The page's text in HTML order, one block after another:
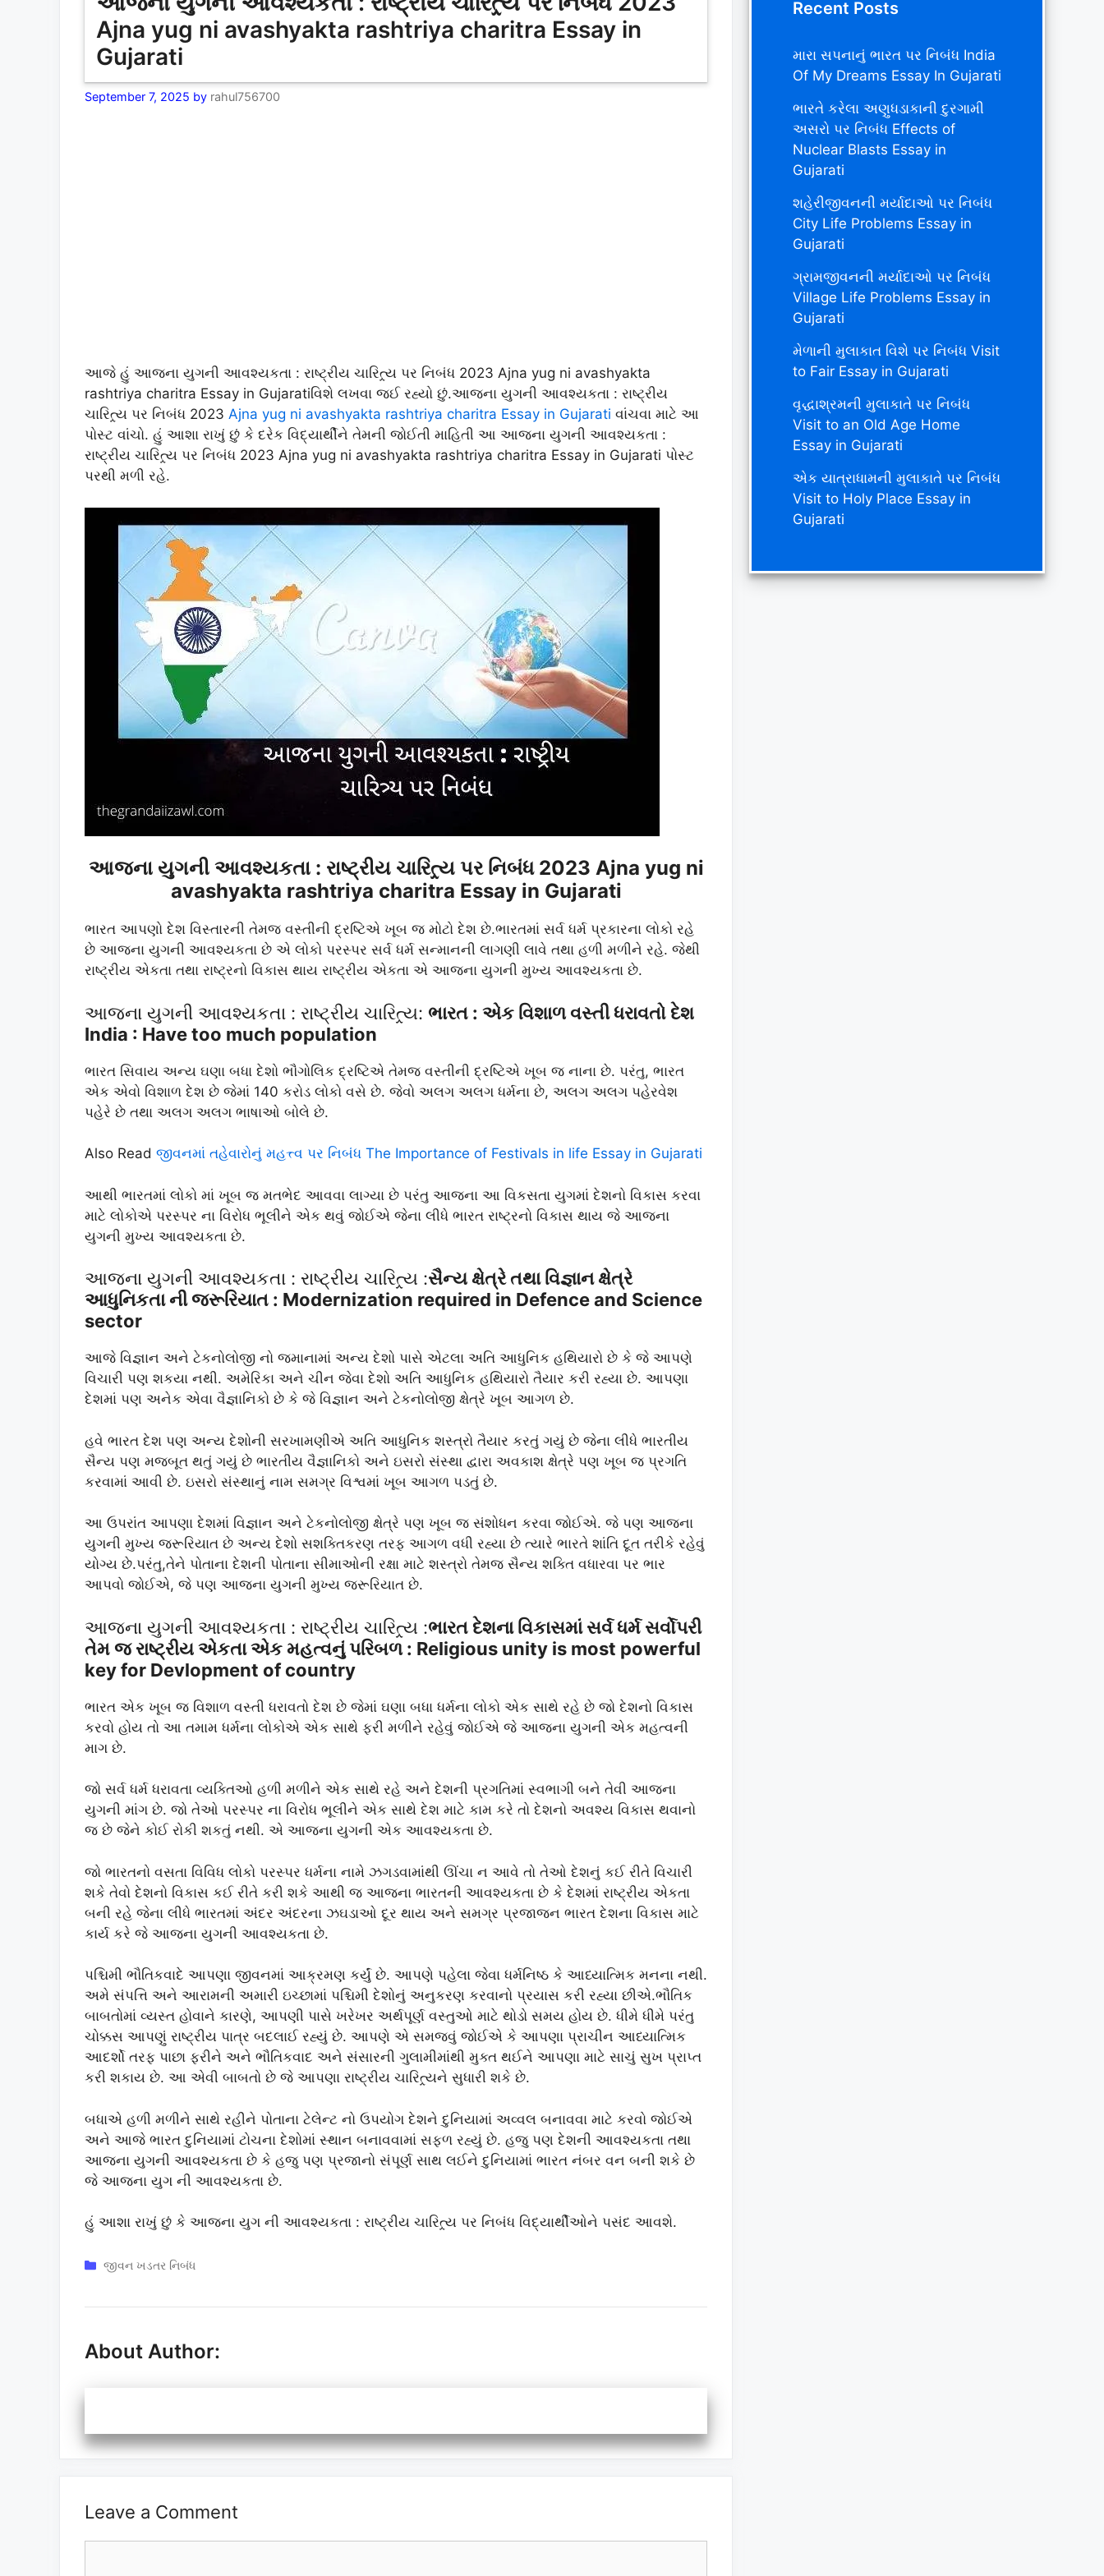
Ajna yug ni avashyakta rashtriya charitra Essay in
Gujarati
September 7, 2025 by rahul756700
આજે હું આજના યુગની આવશ્યકતા : રાષ્ટ્રીય ચારિત્ર્ય પર નિબંધ 2023 Ajna yug ni avashyakta
rashtriya charitra Essay in Gujaratiવિશે લખવા જઈ રહ્યો છું.આજના યુગની આવશ્યકતા : રાષ્ટ્રીય
ચારિત્ર્ય પર નિબંધ 2023 Ajna yug ni avashyakta rashtriya charitra Essay in Gujarati વાંચવા માટે આ
પોસ્ટ વાંચો. હું આશા રાખું છું કે દરેક વિદ્યાર્થીને તેમની જોઈતી માહિતી આ આજના યુગની આવશ્યકતા :
રાષ્ટ્રીય ચારિત્ર્ય પર નિબંધ 2023 Ajna yug ni avashyakta rashtriya charitra Essay in Gujarati પોસ્ટ
પરથી મળી રહે.
આજના યુગની આવશ્યકતા : રાષ્ટ્રીય ચારિત્ર્ય પર નિબંધ 2023 Ajna yug ni
avashyakta rashtriya charitra Essay in Gujarati
ભારત આપણો દેશ વિસ્તારની તેમજ વસ્તીની દ્રષ્ટિએ ખૂબ જ મોટો દેશ છે.ભારતમાં સર્વ ધર્મ પ્રકારના લોકો રહે
છે આજના યુગની આવશ્યકતા છે એ લોકો પરસ્પર સર્વ ધર્મ સન્માનની લાગણી લાવે તથા હળી મળીને રહે. જેથી
રાષ્ટ્રીય એકતા તથા રાષ્ટ્રનો વિકાસ થાય રાષ્ટ્રીય એકતા એ આજના યુગની મુખ્ય આવશ્યકતા છે.
આજના યુગની આવશ્યકતા : રાષ્ટ્રીય ચારિત્ર્ય: ભારત : એક વિશાળ વસ્તી ધરાવતો દેશ
India : Have too much population
ભારત સિવાય અન્ય ઘણા બધા દેશો ભૌગોલિક દ્રષ્ટિએ તેમજ વસ્તીની દ્રષ્ટિએ ખૂબ જ નાના છે. પરંતુ, ભારત
એક એવો વિશાળ દેશ છે જેમાં 140 કરોડ લોકો વસે છે. જેવો અલગ અલગ ધર્મના છે, અલગ અલગ પહેરવેશ
પહેરે છે તથા અલગ અલગ ભાષાઓ બોલે છે.
Also Read જીવનમાં તહેવારોનું મહત્ત્વ પર નિબંધ The Importance of Festivals in life Essay in Gujarati
આથી ભારતમાં લોકો માં ખૂબ જ મતભેદ આવવા લાગ્યા છે પરંતુ આજના આ વિકસતા યુગમાં દેશનો વિકાસ કરવા
માટે લોકોએ પરસ્પર ના વિરોધ ભૂલીને એક થવું જોઈએ જેના લીધે ભારત રાષ્ટ્રનો વિકાસ થાય જે આજના
યુગની મુખ્ય આવશ્યકતા છે.
આજના યુગની આવશ્યકતા : રાષ્ટ્રીય ચારિત્ર્ય :સૈન્ય ક્ષેત્રે તથા વિજ્ઞાન ક્ષેત્રે
આધુનિકતા ની જરૂરિયાત : Modernization required in Defence and Science
sector
આજે વિજ્ઞાન અને ટેકનોલોજી નો જમાનામાં અન્ય દેશો પાસે એટલા અતિ આધુનિક હથિયારો છે કે જે આપણે
વિચારી પણ શકયા નથી. અમેરિકા અને ચીન જેવા દેશો અતિ આધુનિક હથિયારો તૈયાર કરી રહ્યા છે. આપણા
દેશમાં પણ અનેક એવા વૈજ્ઞાનિકો છે કે જે વિજ્ઞાન અને ટેકનોલોજી ક્ષેત્રે ખૂબ આગળ છે.
હવે ભારત દેશ પણ અન્ય દેશોની સરખામણીએ અતિ આધુનિક શસ્ત્રો તૈયાર કરતું ગયું છે જેના લીધે ભારતીય
સૈન્ય પણ મજબૂત થતું ગયું છે ભારતીય વૈજ્ઞાનિકો અને ઇસરો સંસ્થા દ્વારા અવકાશ ક્ષેત્રે પણ ખૂબ જ પ્રગતિ
કરવામાં આવી છે. ઇસરો સંસ્થાનું નામ સમગ્ર વિશ્વમાં ખૂબ આગળ પડતું છે.
આ ઉપરાંત આપણા દેશમાં વિજ્ઞાન અને ટેકનોલોજી ક્ષેત્રે પણ ખૂબ જ સંશોધન કરવા જોઈએ. જે પણ આજના
યુગની મુખ્ય જરૂરિયાત છે અન્ય દેશો સશક્તિકરણ તરફ આગળ વધી રહ્યા છે ત્યારે ભારતે શાંતિ દૂત તરીકે રહેવું
યોગ્ય છે.પરંતુ,તેને પોતાના દેશની પોતાના સીમાઓની રક્ષા માટે શસ્ત્રો તેમજ સૈન્ય શક્તિ વધારવા પર ભાર
આપવો જોઈએ, જે પણ આજના યુગની મુખ્ય જરૂરિયાત છે.
આજના યુગની આવશ્યકતા : રાષ્ટ્રીય ચારિત્ર્ય :ભારત દેશના વિકાસમાં સર્વ ધર્મ સર્વોપરી
તેમ જ રાષ્ટ્રીય એકતા એક મહત્વનું પરિબળ : Religious unity is most powerful
key for Devlopment of country
ભારત એક ખૂબ જ વિશાળ વસ્તી ધરાવતો દેશ છે જેમાં ઘણા બધા ધર્મના લોકો એક સાથે રહે છે જો દેશનો વિકાસ
કરવો હોય તો આ તમામ ધર્મના લોકોએ એક સાથે ફરી મળીને રહેવું જોઈએ જે આજના યુગની એક મહત્વની
માગ છે.
જો સર્વ ધર્મ ધરાવતા વ્યક્તિઓ હળી મળીને એક સાથે રહે અને દેશની પ્રગતિમાં સ્વભાગી બને તેવી આજના
યુગની માંગ છે. જો તેઓ પરસ્પર ના વિરોધ ભૂલીને એક સાથે દેશ માટે કામ કરે તો દેશનો અવશ્ય વિકાસ થવાનો
જ છે જેને કોઈ રોકી શકતું નથી. એ આજના યુગની એક આવશ્યકતા છે.
જો ભારતનો વસતા વિવિધ લોકો પરસ્પર ધર્મના નામે ઝગડવામાંથી ઊંચા ન આવે તો તેઓ દેશનું કઈ રીતે વિચારી
શકે તેવો દેશનો વિકાસ કઈ રીતે કરી શકે આથી જ આજના ભારતની આવશ્યકતા છે કે દેશમાં રાષ્ટ્રીય એકતા
બની રહે જેના લીધે ભારતમાં અંદર અંદરના ઝઘડાઓ દૂર થાય અને સમગ્ર પ્રજાજન ભારત દેશના વિકાસ માટે
કાર્ય કરે જે આજના યુગની આવશ્યકતા છે.
પશ્ચિમી ભૌતિકવાદે આપણા જીવનમાં આક્રમણ કર્યું છે. આપણે પહેલા જેવા ધર્મનિષ્ઠ કે આધ્યાત્મિક મનના નથી.
અમે સંપત્તિ અને આરામની અમારી ઇચ્છામાં પશ્ચિમી દેશોનું અનુકરણ કરવાનો પ્રયાસ કરી રહ્યા છીએ.ભૌતિક
બાબતોમાં વ્યસ્ત હોવાને કારણે, આપણી પાસે ખરેખર અર્થપૂર્ણ વસ્તુઓ માટે થોડો સમય હોય છે. ધીમે ધીમે પરંતુ
ચોક્કસ આપણું રાષ્ટ્રીય પાત્ર બદલાઈ રહ્યું છે. આપણે એ સમજવું જોઈએ કે આપણા પ્રાચીન આધ્યાત્મિક
આદર્શો તરફ પાછા ફરીને અને ભૌતિકવાદ અને સંસારની ગુલામીમાંથી મુક્ત થઈને આપણા માટે સાચું સુખ પ્રાપ્ત
કરી શકાય છે. આ એવી બાબતો છે જે આપણા રાષ્ટ્રીય ચારિત્ર્યને સુધારી શકે છે.
બધાએ હળી મળીને સાથે રહીને પોતાના ટેલેન્ટ નો ઉપયોગ દેશને દુનિયામાં અવ્વલ બનાવવા માટે કરવો જોઈએ
અને આજે ભારત દુનિયામાં ટોચના દેશોમાં સ્થાન બનાવવામાં સફળ રહ્યું છે. હજુ પણ દેશની આવશ્યકતા તથા
આજના યુગની આવશ્યકતા છે કે હજુ પણ પ્રજાનો સંપૂર્ણ સાથ લઈને દુનિયામાં ભારત નંબર વન બની શકે છે
જે આજના યુગ ની આવશ્યકતા છે.
હું આશા રાખું છું કે આજના યુગ ની આવશ્યકતા : રાષ્ટ્રીય ચારિત્ર્ય પર નિબંધ વિદ્યાર્થીઓને પસંદ આવશે.
Categories
જીવન ખડતર નિબંધ
About Author:
Leave a Comment
Recent Posts
મારા સપનાનું ભારત પર નિબંધ India
Of My Dreams Essay In Gujarati
ભારતે કરેલા અણુધડાકાની દુરગામી
અસરો પર નિબંધ Effects of
Nuclear Blasts Essay in
Gujarati
શહેરીજીવનની મર્યાદાઓ પર નિબંધ
City Life Problems Essay in
Gujarati
ગ્રામજીવનની મર્યાદાઓ પર નિબંધ
Village Life Problems Essay in
Gujarati
મેળાની મુલાકાત વિશે પર નિબંધ Visit
to Fair Essay in Gujarati
વૃદ્ધાશ્રમની મુલાકાતે પર નિબંધ
Visit to an Old Age Home
Essay in Gujarati
એક યાત્રાધામની મુલાકાતે પર નિબંધ
Visit to Holy Place Essay in
Gujarati